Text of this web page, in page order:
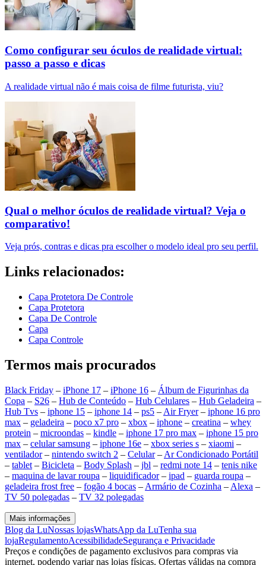
Como configurar seu óculos de realidade virtual:
passo a passo e dicas
A realidade virtual não é mais coisa de filme futurista, viu?
Qual o melhor óculos de realidade virtual? Veja o
comparativo!
Veja prós, contras e dicas pra escolher o modelo ideal pro seu perfil.
Links relacionados:
Capa Protetora De Controle
Capa Protetora
Capa De Controle
Capa
Capa Controle
Termos mais procurados
Black Friday – iPhone 17 – iPhone 16 – Álbum de Figurinhas da
Copa – S26 – Hub de Conteúdo – Hub Celulares – Hub Geladeira –
Hub Tvs – iphone 15 – iphone 14 – ps5 – Air Fryer– iphone 16 pro
max – geladeira – poco x7 pro – xbox – iphone – creatina – whey
protein – microondas – kindle – iphone 17 pro max – iphone 15 pro
max – celular samsung – iphone 16e – xbox series s – xiaomi –
ventilador– nintendo switch 2 – Celular– Ar Condicionado Portátil
– tablet – Bicicleta – Body Splash – jbl – redmi note 14 – tenis nike
– maquina de lavar roupa – liquidificador– ipad – guarda roupa –
geladeira frost free – fogão 4 bocas – Armário de Cozinha – Alexa –
TV 50 polegadas – TV 32 polegadas
Mais informações
Blog da LuNossas lojasWhatsApp da LuTenha sua
lojaRegulamentoAcessibilidadeSegurança e Privacidade
Preços e condições de pagamento exclusivos para compras via
internet, podendo variar nas lojas físicas. Ofertas válidas na compra